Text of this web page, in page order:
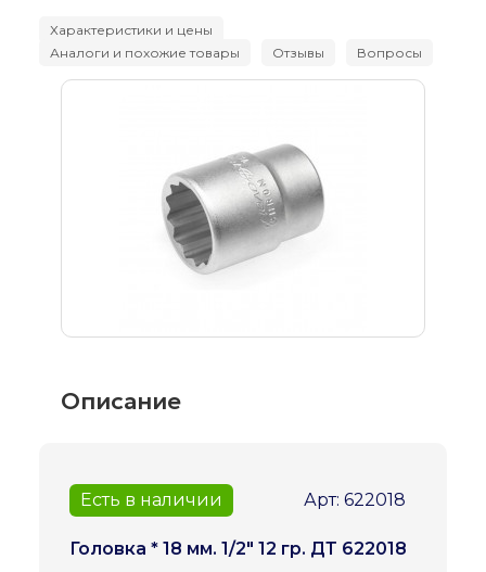
Характеристики и цены
Аналоги и похожие товары
Отзывы Вопросы
Описание
Арт: 622018
Есть в наличии
Головка * 18 мм. 1/2" 12 гр. ДТ 622018